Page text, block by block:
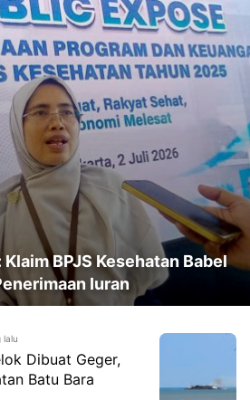
BPJS Kesehatan Babel
Iuran
lalu
Dibuat Geger,
Batu Bara